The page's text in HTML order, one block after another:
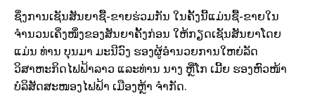
ຊຶ່ງການເຊັນສັນຍາຊື້-ຂາຍຮ່ວມກັນ ໃນຄັ້ງນີ້ແມ່ນຊື້-ຂາຍໃນ
ຈຳນວນເຄິ່ງໜຶ່ງຂອງສັນຍາຄັ້ງກ່ອນ ໃຫ້ກຽດເຊັນສັນຍາໂດຍ
ແມ່ນ ທ່ານ ບຸນມາ ມະນີວົງ ຮອງຜູ້ອຳນວຍການໃຫຍ່ລັດ
ວິສາຫະກິດໄຟຟ້າລາວ ແລະທ່ານ ນາງ ຫຼີ່ໂກ ເມີ້ຍ ຮອງຫົວໜ້າ
ບໍລິສັດສະໜອງໄຟຟ້າ ເມືອງຫຼ້າ ຈຳກັດ.